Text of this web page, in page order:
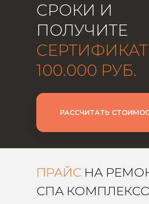
СРОКИ И
ПОЛУЧИТЕ
100.000 РУБ.
РАССЧИТАТЬ
ПРАЙС НА
СПА